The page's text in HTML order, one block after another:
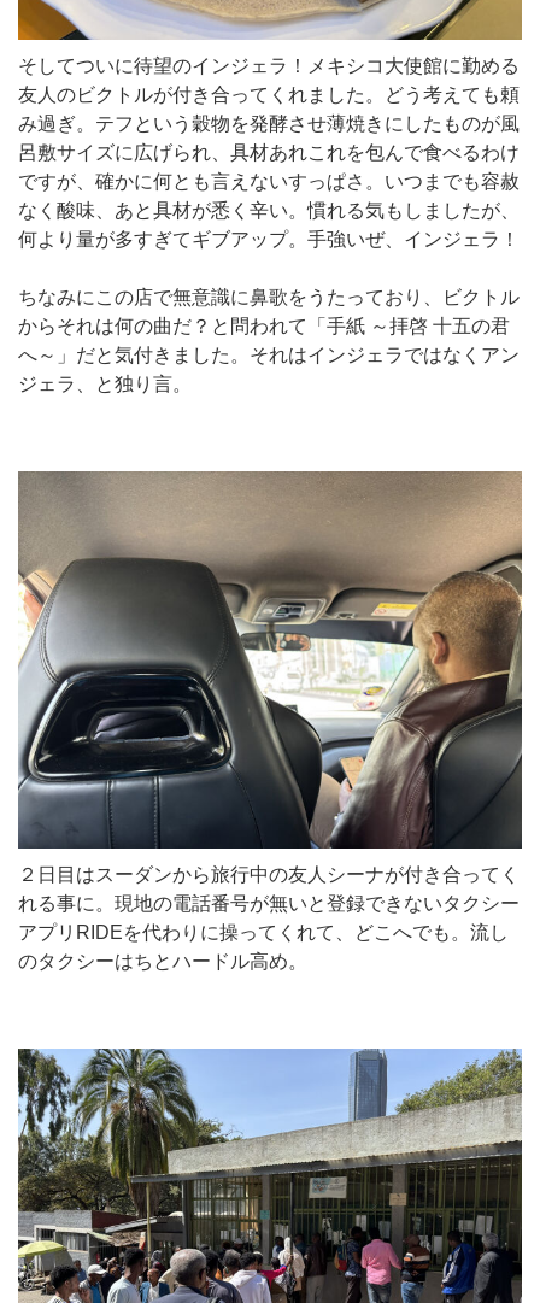
そしてついに待望のインジェラ！メキシコ大使館に勤める
友人のビクトルが付き合ってくれました。どう考えても頼
み過ぎ。テフという穀物を発酵させ薄焼きにしたものが風
呂敷サイズに広げられ、具材あれこれを包んで食べるわけ
ですが、確かに何とも言えないすっぱさ。いつまでも容赦
なく酸味、あと具材が悉く辛い。慣れる気もしましたが、
何より量が多すぎてギブアップ。手強いぜ、インジェラ！
ちなみにこの店で無意識に鼻歌をうたっており、ビクトル
からそれは何の曲だ？と問われて「手紙 ～拝啓 十五の君
へ～」だと気付きました。それはインジェラではなくアン
ジェラ、と独り言。
２日目はスーダンから旅行中の友人シーナが付き合ってく
れる事に。現地の電話番号が無いと登録できないタクシー
アプリRIDEを代わりに操ってくれて、どこへでも。流し
のタクシーはちとハードル高め。